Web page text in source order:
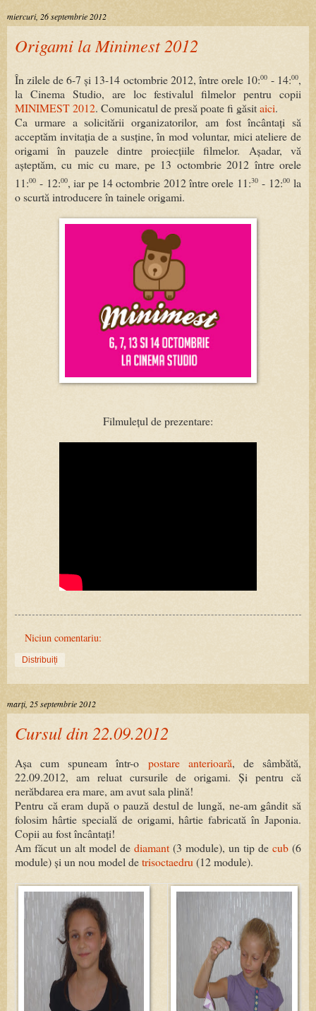
miercuri, 26 septembrie 2012
Origami la Minimest 2012
În zilele de 6-7 și 13-14 octombrie 2012, între orele 10:00- 14:00,
la Cinema Studio, are loc festivalul filmelor pentru copii
MINIMEST 2012. Comunicatul de presă poate fi găsitaici.
Ca urmare a solicitării organizatorilor, am fost încântați să
acceptăm invitația de a susține, în mod voluntar, mici ateliere de
origami în pauzele dintre proiecțiile filmelor. Așadar, vă
așteptăm, cu mic cu mare, pe 13 octombrie 2012 între orele
11:00 - 12:00, iar pe 14 octombrie 2012 între orele 11:30- 12:00la
o scurtă introducere în tainele origami.
Filmulețul de prezentare:
Niciun comentariu:
Distribuiți
marți, 25 septembrie 2012
Cursul din 22.09.2012
Așa cum spuneam într-o postare anterioară, de sâmbătă,
22.09.2012, am reluat cursurile de origami. Și pentru că
nerăbdarea era mare, am avut sala plină!
Pentru că eram după o pauză destul de lungă, ne-am gândit să
folosim hârtie specială de origami, hârtie fabricată în Japonia.
Copii au fost încântați!
Am făcut un alt model de diamant(3 module), un tip de cub (6
module) și un nou model detrisoctaedru (12 module).